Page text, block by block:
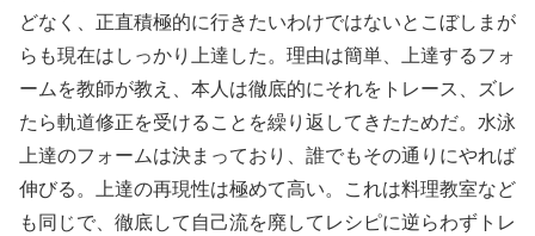
どなく、正直積極的に行きたいわけではないとこぼしまが
らも現在はしっかり上達した。理由は簡単、上達するフォ
ームを教師が教え、本人は徹底的にそれをトレース、ズレ
たら軌道修正を受けることを繰り返してきたためだ。水泳
上達のフォームは決まっており、誰でもその通りにやれば
伸びる。上達の再現性は極めて高い。これは料理教室など
も同じで、徹底して自己流を廃してレシピに逆らわずトレ